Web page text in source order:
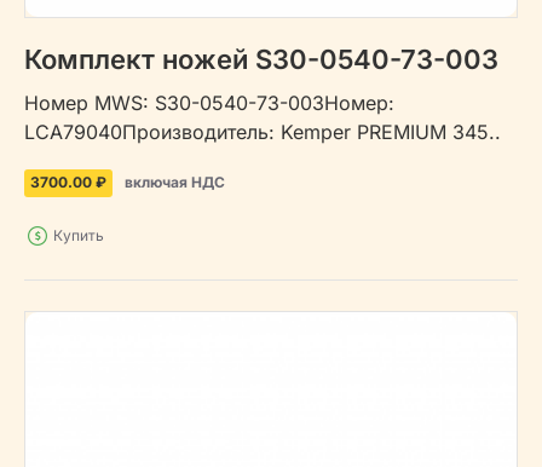
Комплект ножей S30-0540-73-003
Номер MWS: S30-0540-73-003Номер:
LCA79040Производитель: Kemper PREMIUM 345..
3700.00 ₽ включая НДС
Купить